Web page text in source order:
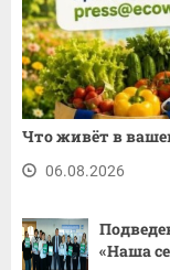
Что живёт в
06.08.2026
«Наша